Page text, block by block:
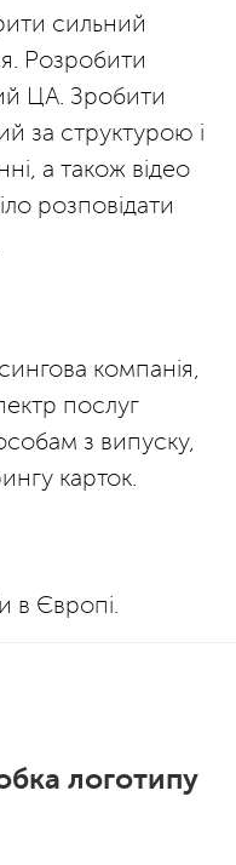
сильний
Розробити
ЦА. Зробити
за структурою і
а також відео
розповідати
компанія,
послуг
з випуску,
карток.
в Європі.
логотипу